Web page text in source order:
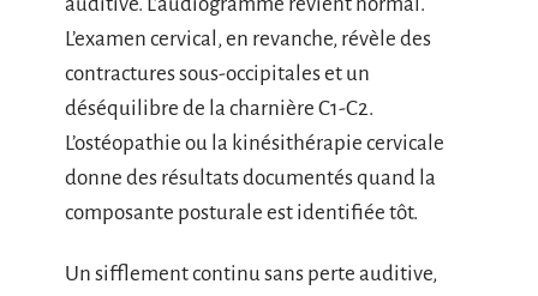
L’examen cervical, en revanche, révèle des
contractures sous-occipitales et un
déséquilibre de la charnière C1-C2.
L’ostéopathie ou la kinésithérapie cervicale
donne des résultats documentés quand la
composante posturale est identifiée tôt.
Un sifflement continu sans perte auditive,